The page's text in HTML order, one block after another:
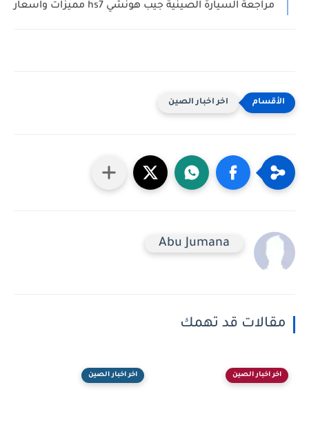
مراجعة السيارة الصينية جيب هونشي hs7 مميزات واسعار
اخر اخبار الصين
Abu Jumana
مقالات قد تهمك
اخر اخبار الصين اخر اخبار الصين